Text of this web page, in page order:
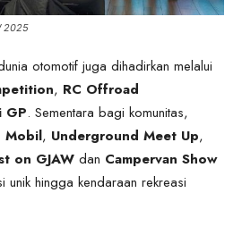
2025
otomotif juga dihadirkan melalui
, RC Offroad
GP. Sementara bagi komunitas,
Mobil, Underground Meet Up,
on GJAW dan Campervan Show
unik hingga kendaraan rekreasi